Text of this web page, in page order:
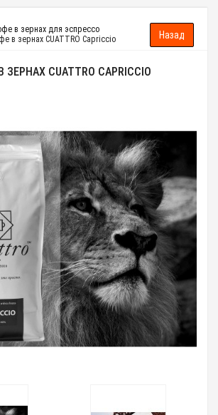
в зернах для эспрессо
в зернах CUATTRO Capriccio
CUATTRO CAPRICCIO